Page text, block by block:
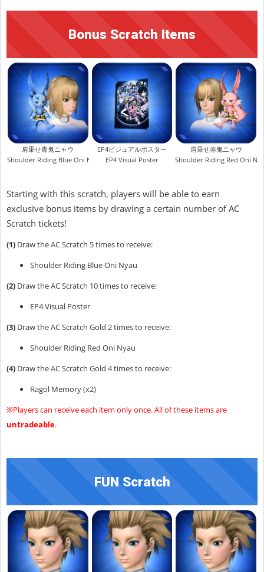
Bonus Scratch Items
肩乗せ青鬼ニャウ
Shoulder Riding Blue Oni Nyau
EP4ビジュアルポスター
EP4 Visual Poster
肩乗せ赤鬼ニャウ
Shoulder Riding Red Oni
Starting with this scratch, players will be able to earn
exclusive bonus items by drawing a certain number of AC
Scratch tickets!
(1) Draw the AC Scratch 5 times to receive:
Shoulder Riding Blue Oni Nyau
(2) Draw the AC Scratch 10 times to receive:
EP4 Visual Poster
(3) Draw the AC Scratch Gold 2 times to receive:
Shoulder Riding Red Oni Nyau
(4) Draw the AC Scratch Gold 4 times to receive:
Ragol Memory (x2)
※Players can receive each item only once. All of these items are
untradeable.
FUN Scratch